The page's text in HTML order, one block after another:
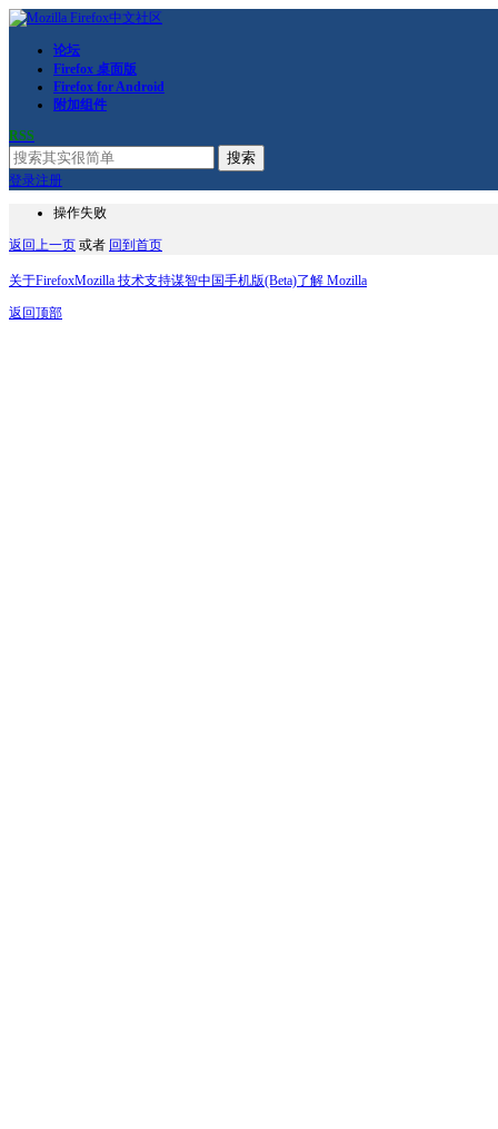
论坛
Firefox 桌面版
Firefox for Android
附加组件
RSS
搜索
登录注册
操作失败
返回上一页 或者 回到首页
关于FirefoxMozilla 技术支持谋智中国手机版(Beta)了解 Mozilla
返回顶部